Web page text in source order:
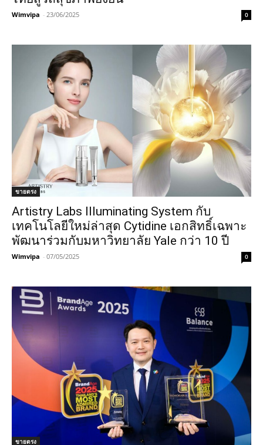
Wimvipa - 23/06/2025 0
ขายตรง
Artistry Labs Illuminating System กับ
เทคโนโลยีใหม่ล่าสุด Cytidine เอกสิทธิ์เฉพาะ
พัฒนาร่วมกับมหาวิทยาลัย Yale กว่า 10 ปี
Wimvipa - 07/05/2025 0
ขายตรง